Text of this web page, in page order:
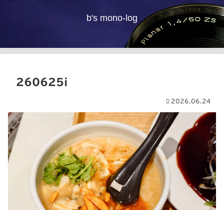
b's mono-log
260625i
2026.06.24